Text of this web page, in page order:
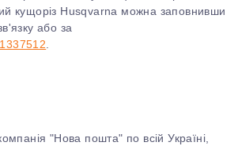
кущоріз Husqvarna можна заповнивши
або за
"Нова пошта" по всій Україні,